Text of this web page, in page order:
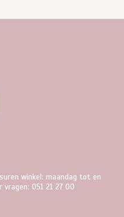
winkel: maandag tot en
051 21 27 00